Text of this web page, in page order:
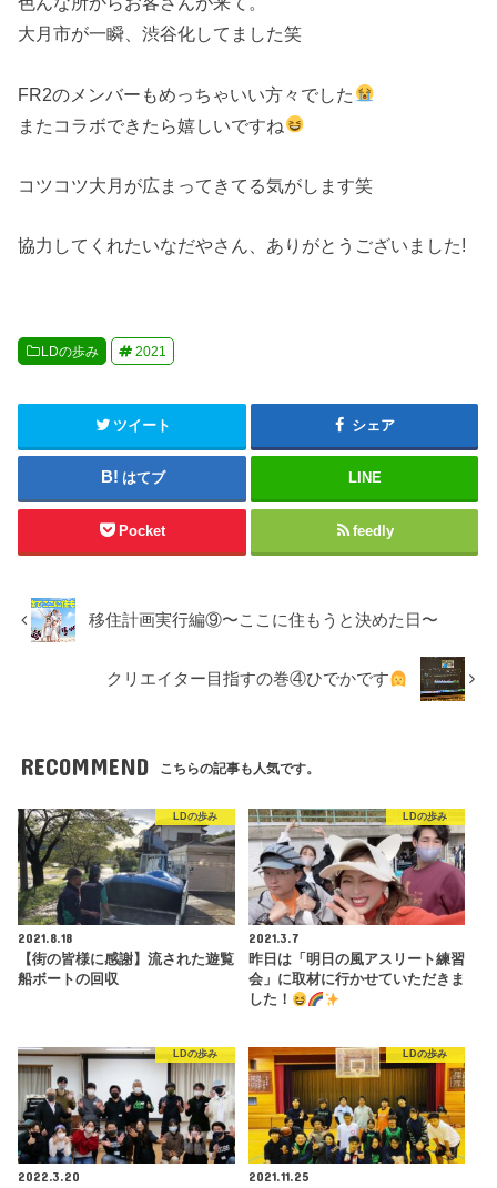
大月市が一瞬、渋谷化してました笑
FR2のメンバーもめっちゃいい方々でした
またコラボできたら嬉しいですね
コツコツ大月が広まってきてる気がします笑
協力してくれたいなだやさん、ありがとうございました!
LDの歩み 2021
ツイート シェア
はてブ LINE
Pocket feedly
移住計画実行編⑨〜ここに住もうと決めた日〜
クリエイター目指すの巻④ひでかです
RECOMMEND こちらの記事も人気です。
LDの歩み
2021.8.18
【街の皆様に感謝】流された遊覧
船ボートの回収
LDの歩み
2021.3.7
昨日は「明日の風アスリート練習
会」に取材に行かせていただきま
した！
LDの歩み
2022.3.20
LDの歩み
2021.11.25